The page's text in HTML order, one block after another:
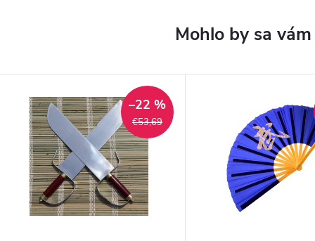
€53,69
–22 %